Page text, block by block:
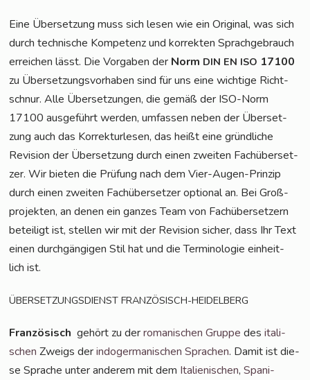
Eine Über­set­zung muss sich lesen wie ein Ori­gi­nal, was sich
durch tech­ni­sche Kom­pe­tenz und kor­rek­ten Sprach­ge­brauch
errei­chen lässt. Die Vor­ga­ben der Norm DIN EN ISO 17100
zu Über­set­zungs­vor­ha­ben sind für uns eine wich­ti­ge Richt­
schnur. Alle Über­set­zun­gen, die gemäß der ISO-Norm
17100 aus­ge­führt wer­den, umfas­sen neben der Über­set­
zung auch das Kor­rek­tur­le­sen, das heißt eine gründ­li­che
Revi­si­on der Über­set­zung durch einen zwei­ten Fach­über­set­
zer. Wir bie­ten die Prü­fung nach dem Vier-Augen-Prin­zip
durch einen zwei­ten Fach­über­set­zer optio­nal an. Bei Groß­
pro­jek­ten, an denen ein gan­zes Team von Fach­über­set­zern
betei­ligt ist, stel­len wir mit der Revi­si­on sicher, dass Ihr Text
einen durch­gän­gi­gen Stil hat und die Ter­mi­no­lo­gie ein­heit­
lich ist.
ÜBERSETZUNGSDIENST FRANZÖSISCH-HEIDELBERG
Fran­zö­sisch gehört zu derroma­ni­schen Grup­pe desita­li­
schen Zweigs derindo­ger­ma­ni­schen Spra­chen. Damit ist die­
se Spra­che unter ande­rem mit dem Ita­lie­ni­schen,Spa­ni­